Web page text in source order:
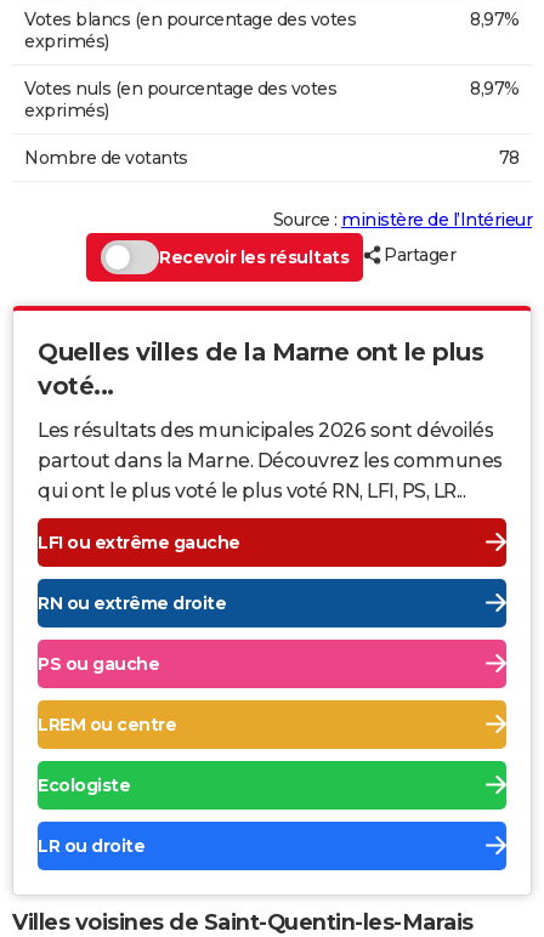
Votes blancs (en pourcentage des votes
exprimés)
8,97%
Votes nuls (en pourcentage des votes
exprimés)
8,97%
Nombre de votants 78
Source : ministère de l’Intérieur
Recevoir les résultats
Partager
Quelles villes de la Marne ont le plus
voté...
Les résultats des municipales 2026 sont dévoilés
partout dans la Marne. Découvrez les communes
qui ont le plus voté le plus voté RN, LFI, PS, LR...
LFI ou extrême gauche
RN ou extrême droite
PS ou gauche
LREM ou centre
Ecologiste
LR ou droite
Villes voisines de Saint-Quentin-les-Marais